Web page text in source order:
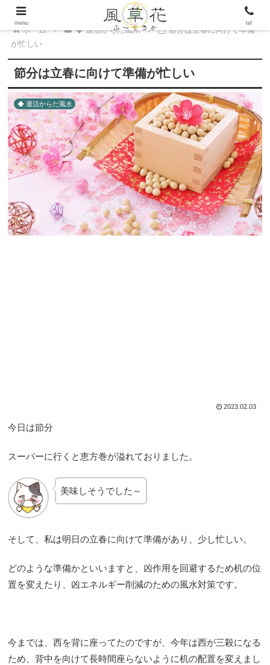
ホーム ◆ 運活からだ風水
節分は立春に向けて準備
が忙しい
節分は立春に向けて準備が忙しい
◆ 運活からだ風水
2023.02.03
今日は節分
スーパーに行くと恵方巻が溢れておりました。
美味しそうでした～
そして、私は明日の立春に向けて準備があり、少し忙しい。
どのような準備かといいますと、凶作用を回避するため机の位
置を変えたり、凶エネルギー削減のための風水対策です。
今までは、西を背に座ってたのですが、今年は西が三殺になる
ため、背中を向けて長時間座らないように机の配置を変えまし
menu tel